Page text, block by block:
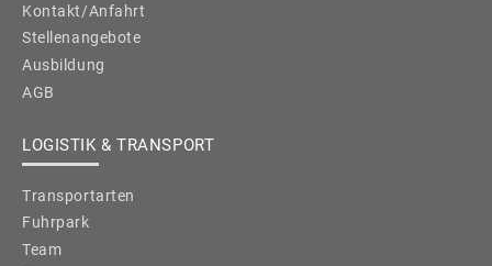
Kontakt/Anfahrt
Stellenangebote
Ausbildung
AGB
LOGISTIK & TRANSPORT
Transportarten
Fuhrpark
Team